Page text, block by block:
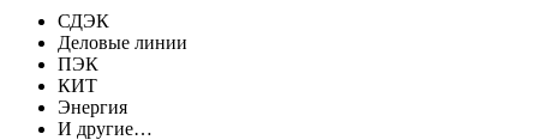
СДЭК
Деловые линии
ПЭК
КИТ
Энергия
И другие…